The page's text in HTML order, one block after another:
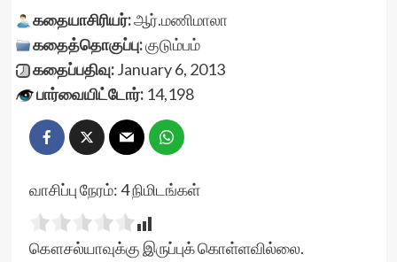
கதையாசிரியர்:ஆர்.மணிமாலா
கதைத்தொகுப்பு:குடும்பம்
கதைப்பதிவு:January 6, 2013
பார்வையிட்டோர்:14,198
வாசிப்பு நேரம்:4நிமிடங்கள்
கௌசல்யாவுக்கு இருப்புக் கொள்ளவில்லை.